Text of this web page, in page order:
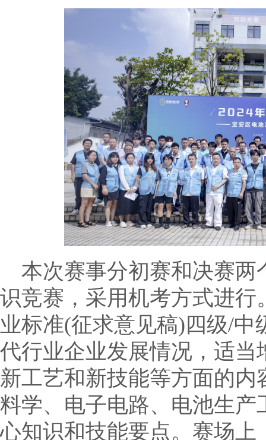
本次赛事分初赛和决赛
识竞赛，采用机考方式进
业标准(征求意见稿)四级/
代行业企业发展情况，适
新工艺和新技能等方面的
料学、电子电路、电池生
心知识和技能要点。赛场